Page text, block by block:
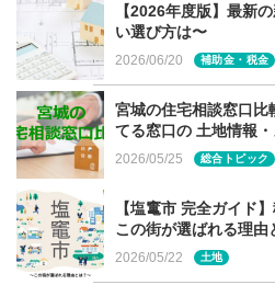
日本家屋にある縁側のような、
空間。どの部屋からもスムーズ
テラスが暮らしの中心にあります
内外の境界を超えるデ
テラスと室内の境界を無くして
続性を生むために、外壁材を室
【2026年度版】最新
い選び方は〜
2026/06/20 補助金・税金
宮城の住宅相談窓口比
てる窓口の 土地情報
違い
2026/05/25 総合トピック
【塩竃市 完全ガイド
この街が選ばれる理由
2026/05/22 土地